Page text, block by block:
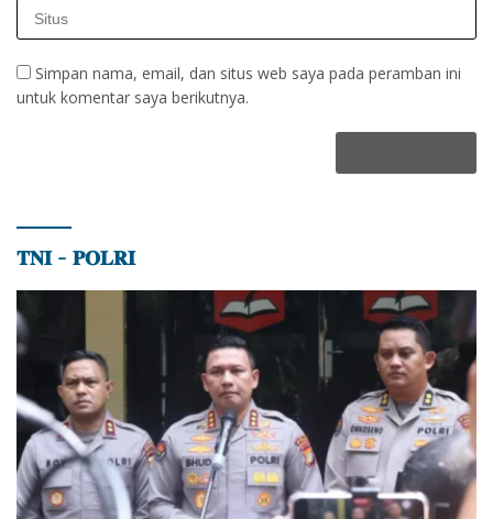
Simpan nama, email, dan situs web saya pada peramban ini
untuk komentar saya berikutnya.
𝐓𝐍𝐈 – 𝐏𝐎𝐋𝐑𝐈